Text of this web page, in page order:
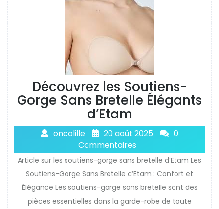
Découvrez les Soutiens-
Gorge Sans Bretelle Élégants
d’Etam
oncolille 20 août 2025
0
Commentaires
Article sur les soutiens-gorge sans bretelle d’Etam Les
Soutiens-Gorge Sans Bretelle d’Etam : Confort et
Élégance Les soutiens-gorge sans bretelle sont des
pièces essentielles dans la garde-robe de toute